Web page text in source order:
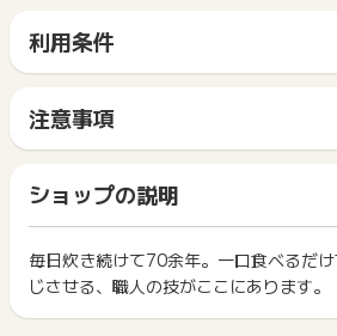
※お申込み日から半年以上経過している
い。
※ポイントに関するお問い合わせは、ポ
までお問い合わせください。ポイント
お問い合わせをした場合、ポイント獲
ざいます。
利用条件
サイトに移動してからお申し込みやお
間に、同じブラウザ（※）で他のサイト
ト獲得ができません。
「 ショッピングでポイントGET 」ボタ
ス・お買い物利用時で、デバイス・ブ
イント獲得ができません。
2回以上同じお買い物・サービスをご利
ポイントタウンに戻り、「 ショッピング
注意事項
一部のサービスにつきましては、1商品
は切り捨てとなります。
ポイント獲得が1ポイント未満のものは
ント履歴には記載されません。
原則として広告主側のポイント等を利用
につきましては、ポイントタウンのポイ
まれません。
ショップの説明
毎日炊き続けて70余年。一口食べるだ
じさせる、職人の技がここにあります。